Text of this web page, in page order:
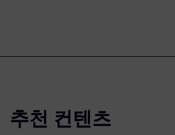
추천 컨텐츠